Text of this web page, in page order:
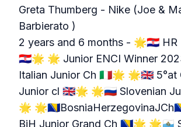
Greta Thumberg - Nike (Joe &
Barbierato )
2 years and 6 months - 🌟🇭🇷 HR
🇭🇷🌟 🌟 Junior ENCI Winner
Italian Junior Ch 🇮🇹🌟 🌟🇬🇧 5°at
Junior cl 🇬🇧🌟 🌟🇷🇺 Slovenian
🌟
BiH Junior Grand Ch 🇧🇦🌟 🌟🇸🇲